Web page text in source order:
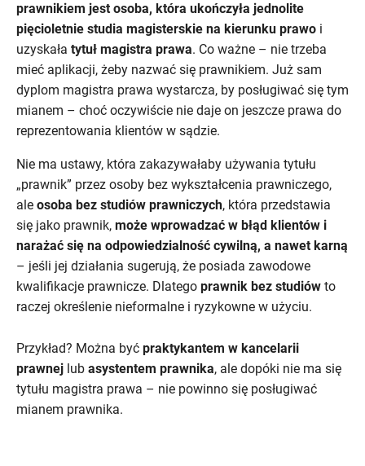
prawnikiem jest osoba, która ukończyła jednolite
pięcioletnie studia magisterskie na kierunku prawo i
uzyskała tytuł magistra prawa. Co ważne – nie trzeba
mieć aplikacji, żeby nazwać się prawnikiem. Już sam
dyplom magistra prawa wystarcza, by posługiwać się tym
mianem – choć oczywiście nie daje on jeszcze prawa do
reprezentowania klientów w sądzie.
Nie ma ustawy, która zakazywałaby używania tytułu
„prawnik” przez osoby bez wykształcenia prawniczego,
ale osoba bez studiów prawniczych, która przedstawia
się jako prawnik, może wprowadzać w błąd klientów i
narażać się na odpowiedzialność cywilną, a nawet karną
– jeśli jej działania sugerują, że posiada zawodowe
kwalifikacje prawnicze. Dlatego prawnik bez studiów to
raczej określenie nieformalne i ryzykowne w użyciu.
Przykład? Można być praktykantem w kancelarii
prawnej lub asystentem prawnika, ale dopóki nie ma się
tytułu magistra prawa – nie powinno się posługiwać
mianem prawnika.